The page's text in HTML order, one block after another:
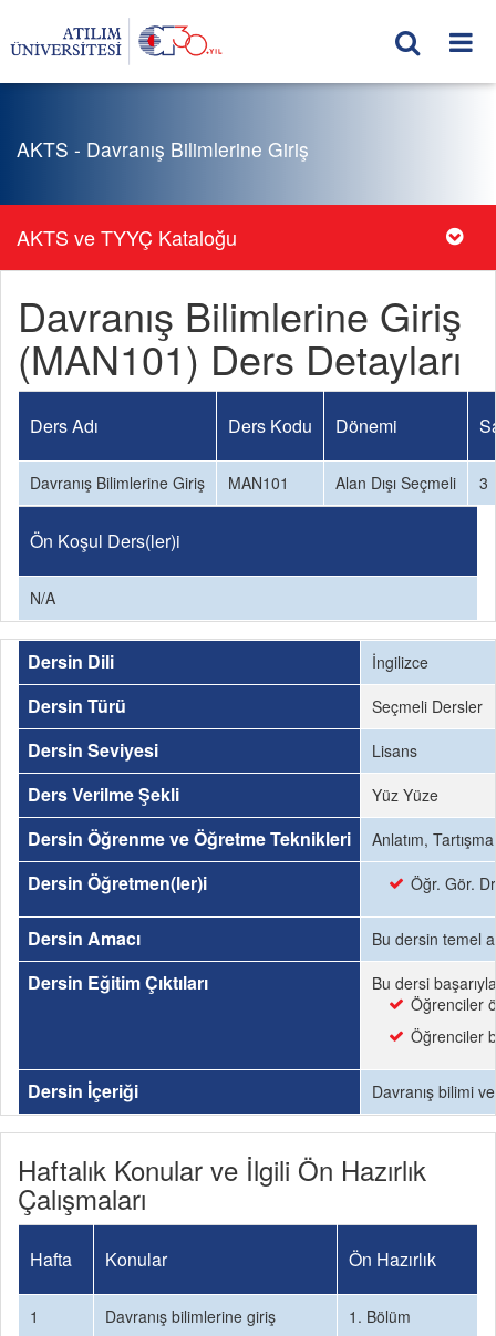
AKTS - Davranış Bilimlerine Giriş
AKTS ve TYYÇ Kataloğu
Davranış Bilimlerine Giriş
(MAN101) Ders Detayları
Ders Adı Ders Kodu Dönemi
Davranış Bilimlerine Giriş MAN101 Alan Dışı Seçmeli 3
Ön Koşul Ders(ler)i
N/A
Dersin Dili İngilizce
Dersin Türü Seçmeli Dersler
Dersin Seviyesi Lisans
Ders Verilme Şekli Yüz Yüze
Dersin Öğrenme ve Öğretme Teknikleri Anlatım,
Dersin Öğretmen(ler)i Öğr. Gör.
Dersin Amacı Bu dersin temel
Dersin Eğitim Çıktıları
Bu dersi
Öğrenciler
Öğrenciler
Dersin İçeriği Davranış bilimi
Haftalık Konular ve İlgili Ön Hazırlık
Çalışmaları
Hafta Konular Ön Hazırlık
1 Davranış bilimlerine giriş
1. Bölüm